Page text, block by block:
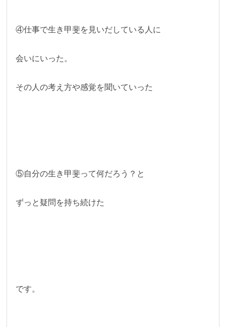
④仕事で生き甲斐を見いだしている人に
会いにいった。
その人の考え方や感覚を聞いていった
⑤自分の生き甲斐って何だろう？と
ずっと疑問を持ち続けた
です。